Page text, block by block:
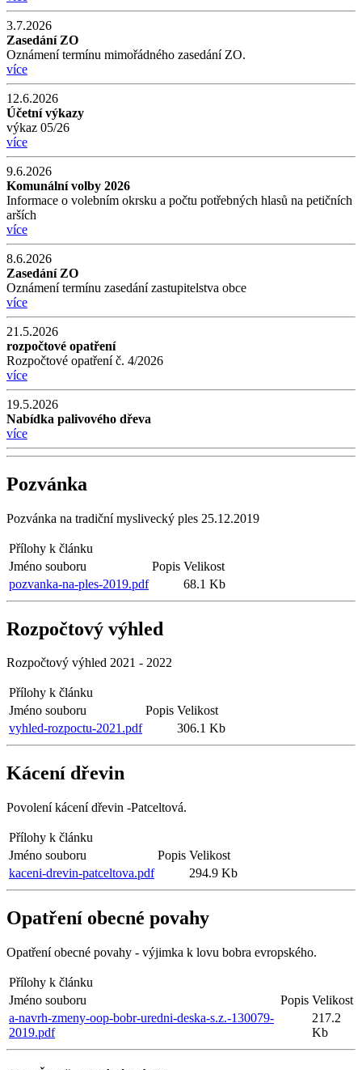
3.7.2026
Zasedání ZO
Oznámení termínu mimořádného zasedání ZO.
více
12.6.2026
Účetní výkazy
výkaz 05/26
více
9.6.2026
Komunální volby 2026
Informace o volebním okrsku a počtu potřebných hlasů na petičních
arších
více
8.6.2026
Zasedání ZO
Oznámení termínu zasedání zastupitelstva obce
více
21.5.2026
rozpočtové opatření
Rozpočtové opatření č. 4/2026
více
19.5.2026
Nabídka palivového dřeva
více
Pozvánka
Pozvánka na tradiční myslivecký ples 25.12.2019
Přílohy k článku
Jméno souboru
Popis Velikost
pozvanka-na-ples-2019.pdf
68.1 Kb
Rozpočtový výhled
Rozpočtový výhled 2021 - 2022
Přílohy k článku
Jméno souboru
Popis Velikost
vyhled-rozpoctu-2021.pdf
306.1 Kb
Kácení dřevin
Povolení kácení dřevin -Patceltová.
Přílohy k článku
Jméno souboru
Popis Velikost
kaceni-drevin-patceltova.pdf
294.9 Kb
Opatření obecné povahy
Opatření obecné povahy - výjimka k lovu bobra evropského.
Přílohy k článku
Jméno souboru
Popis Velikost
a-navrh-zmeny-oop-bobr-uredni-deska-s.z.-130079-
2019.pdf
217.2
Kb